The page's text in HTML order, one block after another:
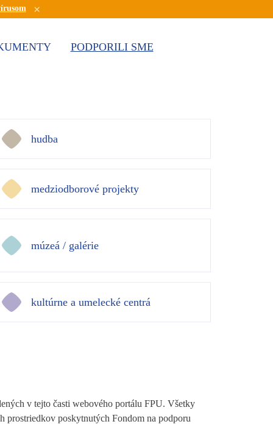
×
PODPORILI SME
hudba
medziodborové projekty
múzeá / galérie
kultúrne a umelecké centrá
v tejto časti webového portálu FPU. Všetky
prostriedkov poskytnutých Fondom na podporu